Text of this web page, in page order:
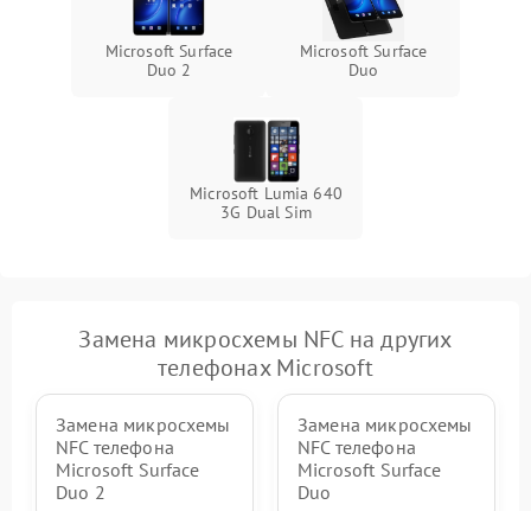
Microsoft Surface
Duo 2
Microsoft Surface
Duo
Microsoft Lumia 640
3G Dual Sim
Замена микросхемы NFC на других
телефонах Microsoft
Замена микросхемы
NFC телефона
Microsoft Surface
Duo 2
Замена микросхемы
NFC телефона
Microsoft Surface
Duo